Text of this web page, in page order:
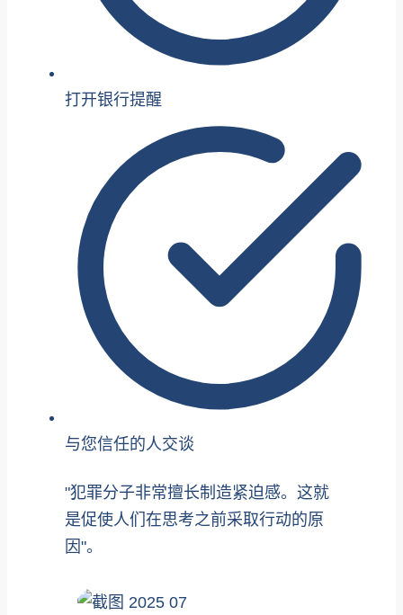
打开银行提醒
与您信任的人交谈
"犯罪分子非常擅长制造紧迫感。这就
是促使人们在思考之前采取行动的原
因"。